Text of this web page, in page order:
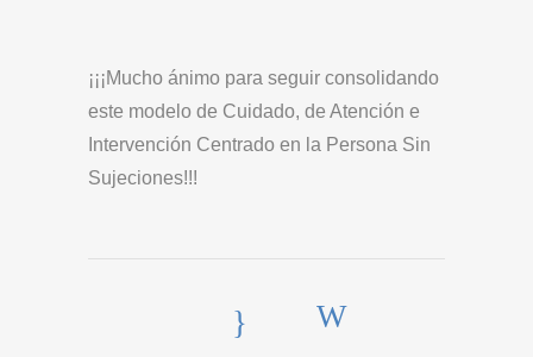
¡¡¡Mucho ánimo para seguir consolidando
este modelo de Cuidado, de Atención e
Intervención Centrado en la Persona Sin
Sujeciones!!!